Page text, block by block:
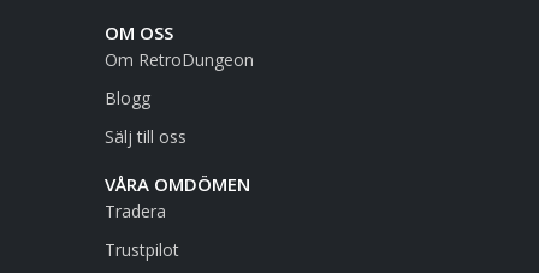
OM OSS
Om RetroDungeon
Blogg
Sälj till oss
VÅRA OMDÖMEN
Tradera
Trustpilot